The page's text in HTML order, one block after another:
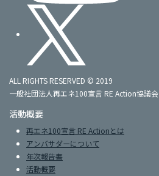
ALL RIGHTS RESERVED © 2019
一般社団法人再エネ100宣言 RE Action協議会
活動概要
再エネ100宣言 RE Actionとは
アンバサダーについて
年次報告書
活動概要